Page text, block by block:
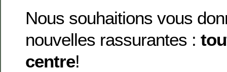
Nous souhaitions vous
nouvelles rassurantes :
centre!